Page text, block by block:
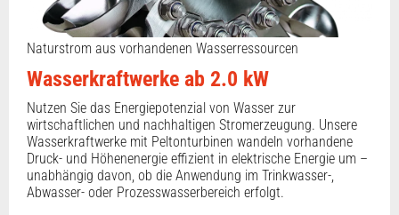
Naturstrom aus vorhandenen Wasserressourcen
Wasserkraftwerke ab 2.0 kW
Nutzen Sie das Energiepotenzial von Wasser zur
wirtschaftlichen und nachhaltigen Stromerzeugung. Unsere
Wasserkraftwerke mit Peltonturbinen wandeln vorhandene
Druck- und Höhenenergie effizient in elektrische Energie um –
unabhängig davon, ob die Anwendung im Trinkwasser-,
Abwasser- oder Prozesswasserbereich erfolgt.